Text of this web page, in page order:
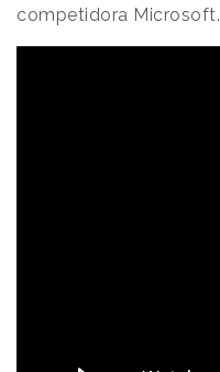
competidora Microsoft.